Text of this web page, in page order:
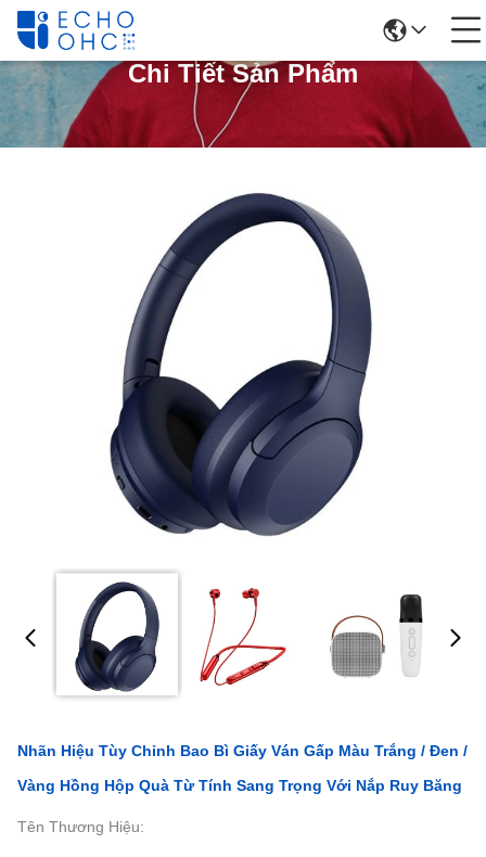
Chi Tiết Sản Phẩm
Nhãn Hiệu Tùy Chỉnh Bao Bì Giấy Ván Gấp Màu Trắng / Đen /
Vàng Hồng Hộp Quà Từ Tính Sang Trọng Với Nắp Ruy Băng
Tên Thương Hiệu: